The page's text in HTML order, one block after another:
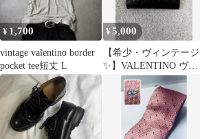
¥ 1,700
vintage valentino border
pocket tee短丈 L
¥5,000
【希少・ヴィンテージ
✨️】VALENTINO ヴァ
レンティノ2つ折り財布
V金具